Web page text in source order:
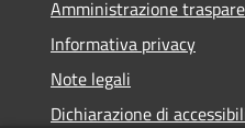
Amministrazione
Informativa privacy
Note legali
Dichiarazione di